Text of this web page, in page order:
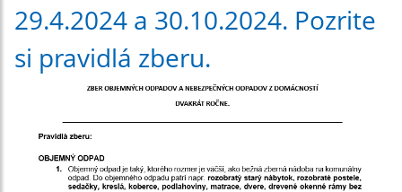
29.4.2024 a 30.10.2024. Pozrite
si pravidlá zberu.